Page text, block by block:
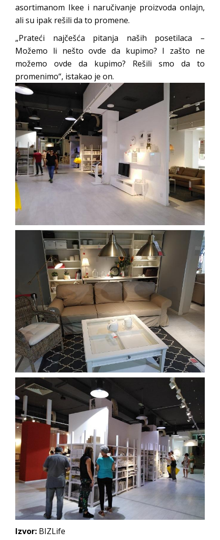
asortimanom Ikee i naručivanje proizvoda onlajn,
ali su ipak rešili da to promene.
„Prateći najčešća pitanja naših posetilaca –
Možemo li nešto ovde da kupimo? I zašto ne
možemo ovde da kupimo? Rešili smo da to
promenimo“, istakao je on.
Izvor: BIZLife